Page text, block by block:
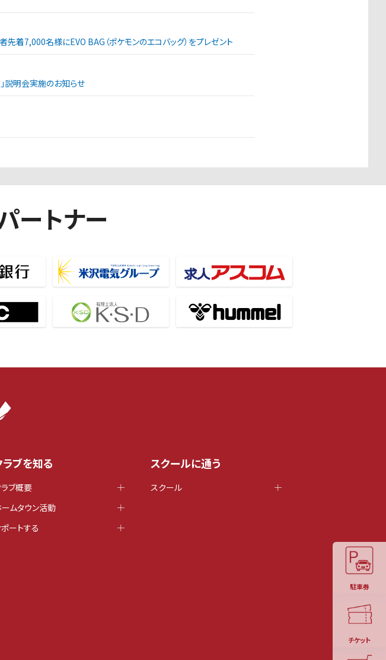
先着7,000名様にEVO BAG（ポケモンのエコバッグ）をプレゼント
」説明会実施のお知らせ
ートナー
駐車券
チケット
ラブを知る
ブ概要
ムタウン活動
ートする
スクールに通う
スクール